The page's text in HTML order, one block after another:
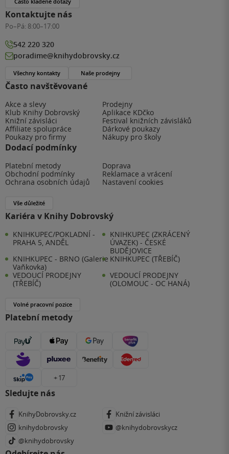
Často navštěvované
Akce a slevy
Prodejny
Klub Knihy Dobrovský
Aplikace KDčko
Knižní závisláci
Festival knižních závisláků
Affiliate spolupráce
Dárkové poukazy
Poukazy pro firmy
Nákupy pro školy
Dodací podmínky
Platební metody
Doprava
Obchodní podmínky
Reklamace a vrácení
Ochrana osobních údajů
Nastavení cookies
Vše důležité
Kariéra v Knihy Dobrovský
KNIHKUPEC/POKLADNÍ -
PRAHA 5, ANDĚL
KNIHKUPEC (ZKRÁCENÝ
ÚVAZEK) - ČESKÉ
BUDĚJOVICE
KNIHKUPEC - BRNO (Galerie
Vaňkovka)
KNIHKUPEC (TŘEBÍČ)
VEDOUCÍ PRODEJNY
(TŘEBÍČ)
VEDOUCÍ PRODEJNY
(OLOMOUC - OC HANÁ)
Volné pracovní pozice
Platební metody
+ 17
Sledujte nás
KnihyDobrovsky.cz
Knižní závisláci
knihydobrovsky
@knihydobrovskycz
@knihydobrovsky
Kontaktujte nás
Po–Pá: 8:00–17:00
542 220 320
poradime@knihydobrovsky.cz
Všechny kontakty Naše prodejny